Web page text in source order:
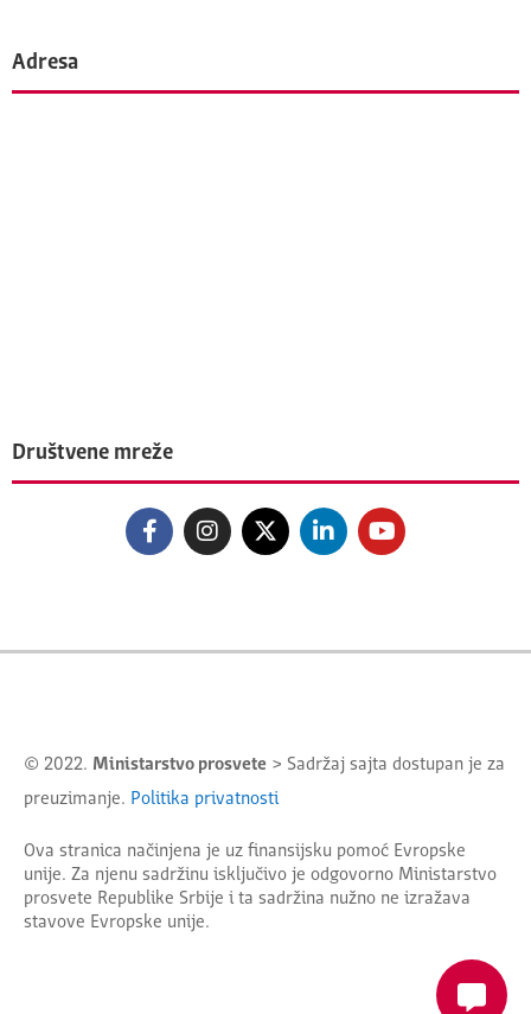
Adresa
Društvene mreže
© 2022. Ministarstvo prosvete > Sadržaj sajta dostupan je za
preuzimanje. Politika privatnosti
Ova stranica načinjena je uz finansijsku pomoć Evropske
unije. Za njenu sadržinu isključivo je odgovorno Ministarstvo
prosvete Republike Srbije i ta sadržina nužno ne izražava
stavove Evropske unije.